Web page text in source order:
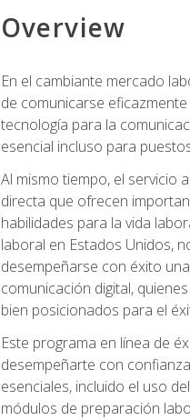
Overview
En el cambiante mercado
de comunicarse
tecnología para la
esencial incluso para
Al mismo tiempo, el servicio
directa que ofrecen
habilidades para la vida
laboral en Estados Unidos,
desempeñarse con éxito
comunicación digital,
bien posicionados para el
Este programa en línea de
desempeñarte con
esenciales, incluido el uso
módulos de preparación